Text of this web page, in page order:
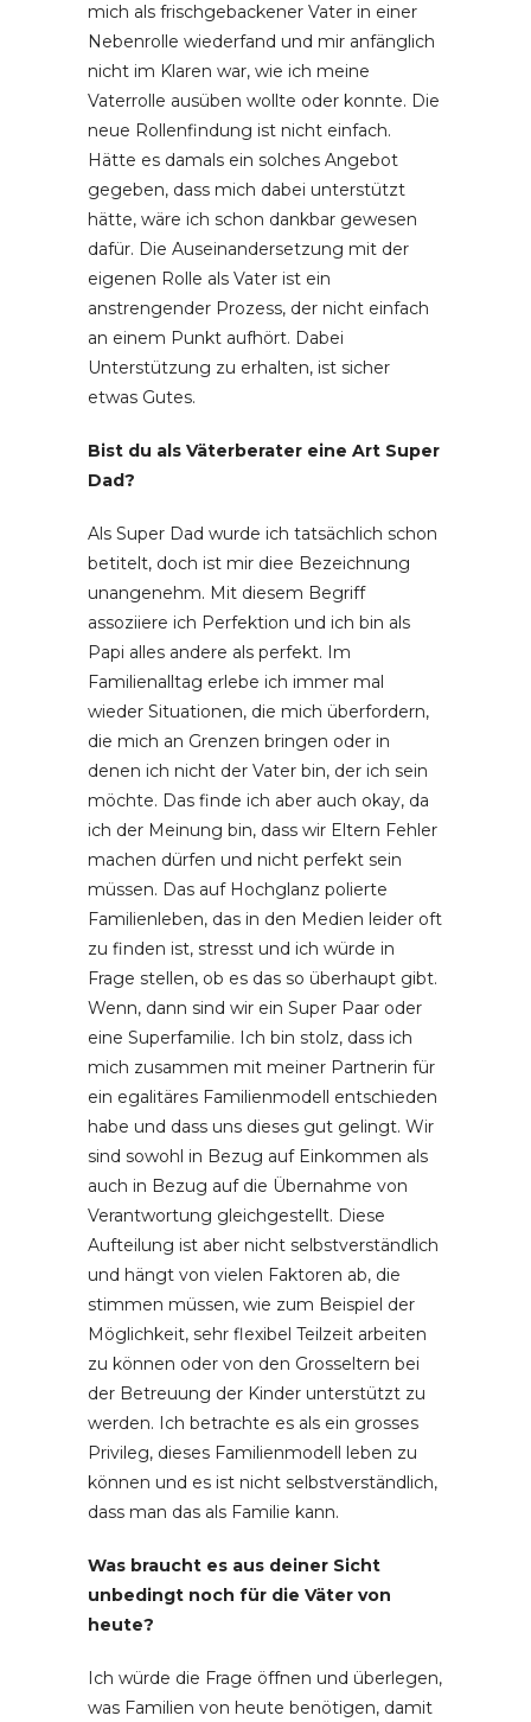
mich als frischgebackener Vater in einer
Nebenrolle wiederfand und mir anfänglich
nicht im Klaren war, wie ich meine
Vaterrolle ausüben wollte oder konnte. Die
neue Rollenfindung ist nicht einfach.
Hätte es damals ein solches Angebot
gegeben, dass mich dabei unterstützt
hätte, wäre ich schon dankbar gewesen
dafür. Die Auseinandersetzung mit der
eigenen Rolle als Vater ist ein
anstrengender Prozess, der nicht einfach
an einem Punkt aufhört. Dabei
Unterstützung zu erhalten, ist sicher
etwas Gutes.
Bist du als Väterberater eine Art Super
Dad?
Als Super Dad wurde ich tatsächlich schon
betitelt, doch ist mir diee Bezeichnung
unangenehm. Mit diesem Begriff
assoziiere ich Perfektion und ich bin als
Papi alles andere als perfekt. Im
Familienalltag erlebe ich immer mal
wieder Situationen, die mich überfordern,
die mich an Grenzen bringen oder in
denen ich nicht der Vater bin, der ich sein
möchte. Das finde ich aber auch okay, da
ich der Meinung bin, dass wir Eltern Fehler
machen dürfen und nicht perfekt sein
müssen. Das auf Hochglanz polierte
Familienleben, das in den Medien leider oft
zu finden ist, stresst und ich würde in
Frage stellen, ob es das so überhaupt gibt.
Wenn, dann sind wir ein Super Paar oder
eine Superfamilie. Ich bin stolz, dass ich
mich zusammen mit meiner Partnerin für
ein egalitäres Familienmodell entschieden
habe und dass uns dieses gut gelingt. Wir
sind sowohl in Bezug auf Einkommen als
auch in Bezug auf die Übernahme von
Verantwortung gleichgestellt. Diese
Aufteilung ist aber nicht selbstverständlich
und hängt von vielen Faktoren ab, die
stimmen müssen, wie zum Beispiel der
Möglichkeit, sehr flexibel Teilzeit arbeiten
zu können oder von den Grosseltern bei
der Betreuung der Kinder unterstützt zu
werden. Ich betrachte es als ein grosses
Privileg, dieses Familienmodell leben zu
können und es ist nicht selbstverständlich,
dass man das als Familie kann.
Was braucht es aus deiner Sicht
unbedingt noch für die Väter von
heute?
Ich würde die Frage öffnen und überlegen,
was Familien von heute benötigen, damit